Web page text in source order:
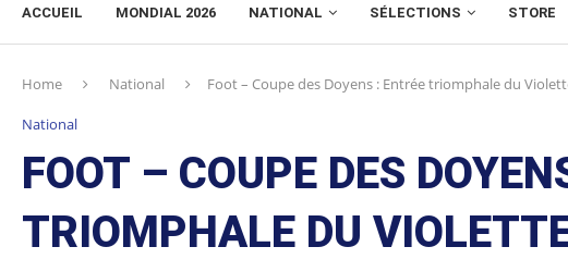
ACCUEIL MONDIAL 2026 NATIONAL SÉLECTIONS STORE
Home National Foot – Coupe des Doyens : Entrée triomphale du
National
FOOT – COUPE DES
TRIOMPHALE DU